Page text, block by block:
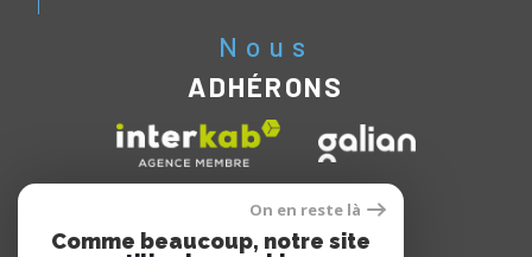
Nous
ADHÉRONS
On en reste là
Comme beaucoup, notre site